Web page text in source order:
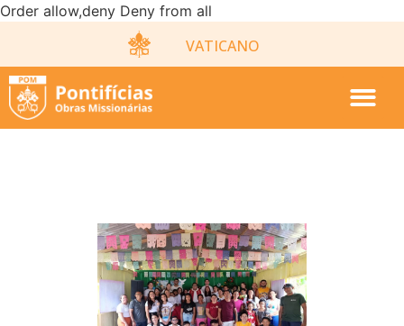
Order allow,deny Deny from all
VATICANO